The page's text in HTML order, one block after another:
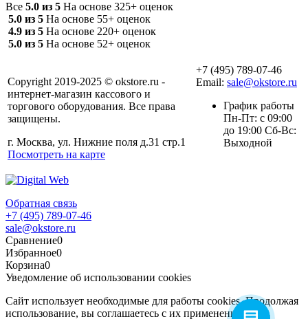
Все 5.0 из 5 На основе 325+ оценок
5.0 из 5 На основе 55+ оценок
4.9 из 5 На основе 220+ оценок
5.0 из 5 На основе 52+ оценок
Copyright 2019-2025 © okstore.ru -
интернет-магазин кассового и
торгового оборудования. Все права
защищены.
г. Москва, ул. Нижние поля д.31 стр.1
Посмотреть на карте
+7 (495) 789-07-46
Email: sale@okstore.ru
График работы
Пн-Пт: с 09:00
до 19:00 Сб-Вс:
Выходной
Обратная связь
+7 (495) 789-07-46
sale@okstore.ru
Сравнение0
Избранное0
Корзина0
Уведомление об использовании cookies
Сайт использует необходимые для работы cookies. Продолжая
использование, вы соглашаетесь с их применением.